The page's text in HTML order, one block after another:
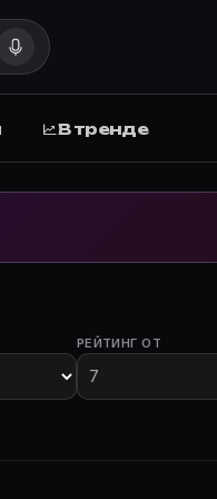
на Movie Planner
В тренде
РЕЙТИНГ ОТ